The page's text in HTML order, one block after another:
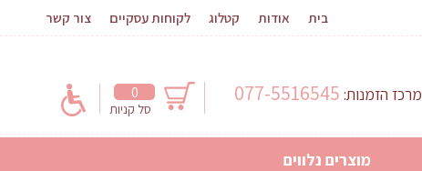
בית אודות קטלוג לקוחות עסקיים צור קשר
0
סל קניות
מרכז הזמנות:
מוצרים נלווים